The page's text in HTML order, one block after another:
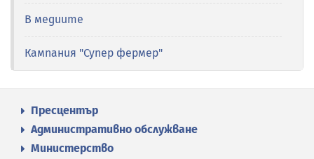
В медиите
Кампания "Супер фермер"
Пресцентър
Административно обслужване
Министерство